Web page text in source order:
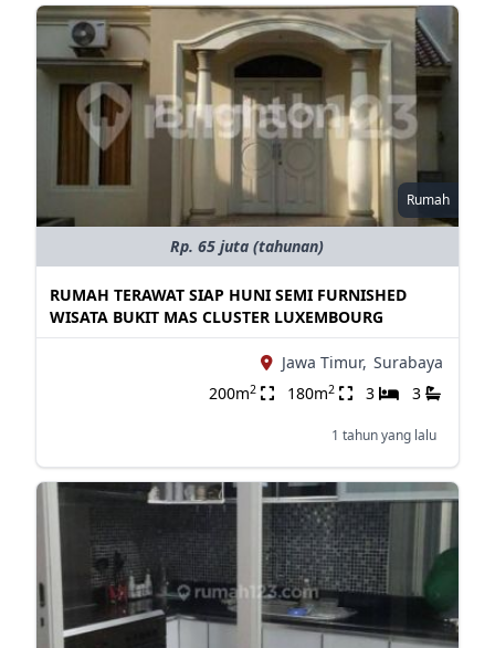
Rumah
Rp. 65 juta (tahunan)
RUMAH TERAWAT SIAP HUNI SEMI FURNISHED
WISATA BUKIT MAS CLUSTER LUXEMBOURG
Jawa Timur, Surabaya
200m2 180m2 3 3
1 tahun yang lalu